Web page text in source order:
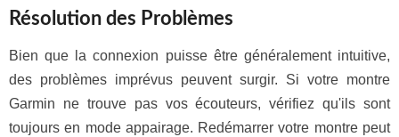
Résolution des Problèmes
Bien que la connexion puisse être généralement intuitive,
des problèmes imprévus peuvent surgir. Si votre montre
Garmin ne trouve pas vos écouteurs, vérifiez qu'ils sont
toujours en mode appairage. Redémarrer votre montre peut